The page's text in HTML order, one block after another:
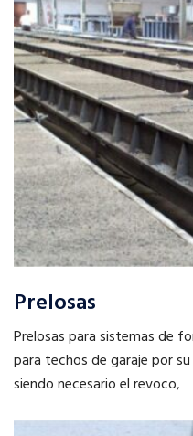
Prelosas
Prelosas para sistemas de
para techos de garaje por
siendo necesario el revoco,